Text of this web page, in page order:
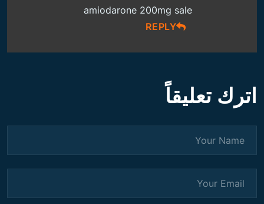
amiodarone 200mg sale
REPLY
اترك تعليقاً